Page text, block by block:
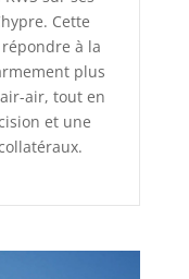
Cette
à la
plus
air, tout en
et une